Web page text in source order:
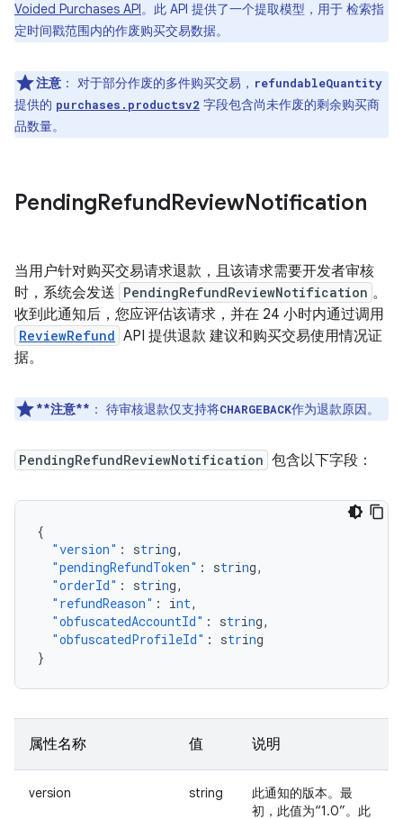
Voided Purchases API。此 API 提供了一个提取模型，用于 检索指
定时间戳范围内的作废购买交易数据。
注意 ： 对于部分作废的多件购买交易， refundableQuantity
提供的 purchases.productsv2 字段包含尚未作废的剩余购买商
品数量。
PendingRefundReviewNotification
当用户针对购买交易请求退款，且该请求需要开发者审核
时，系统会发送 PendingRefundReviewNotification 。
收到此通知后，您应评估该请求，并在 24 小时内通过调用
ReviewRefund API 提供退款 建议和购买交易使用情况证
据。
**注意** ： 待审核退款仅支持将CHARGEBACK作为退款原因。
PendingRefundReviewNotification 包含以下字段：
{
"version" : string,
"pendingRefundToken" : string,
"orderId" : string,
"refundReason" : int,
"obfuscatedAccountId" : string,
"obfuscatedProfileId" : string
}
属性名称 值 说明
version string
此通知的版本。最
初，此值为“1.0”。此